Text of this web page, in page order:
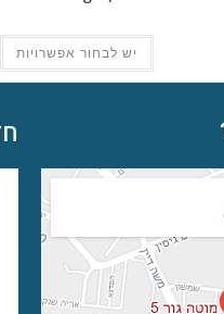
יש לבחור אפשרויות